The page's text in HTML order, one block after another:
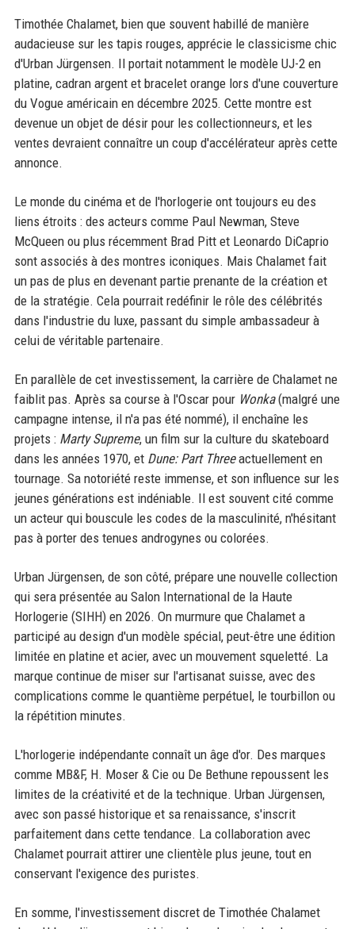
Timothée Chalamet, bien que souvent habillé de manière
audacieuse sur les tapis rouges, apprécie le classicisme chic
d'Urban Jürgensen. Il portait notamment le modèle UJ-2 en
platine, cadran argent et bracelet orange lors d'une couverture
du Vogue américain en décembre 2025. Cette montre est
devenue un objet de désir pour les collectionneurs, et les
ventes devraient connaître un coup d'accélérateur après cette
annonce.
Le monde du cinéma et de l'horlogerie ont toujours eu des
liens étroits : des acteurs comme Paul Newman, Steve
McQueen ou plus récemment Brad Pitt et Leonardo DiCaprio
sont associés à des montres iconiques. Mais Chalamet fait
un pas de plus en devenant partie prenante de la création et
de la stratégie. Cela pourrait redéfinir le rôle des célébrités
dans l'industrie du luxe, passant du simple ambassadeur à
celui de véritable partenaire.
En parallèle de cet investissement, la carrière de Chalamet ne
faiblit pas. Après sa course à l'Oscar pour Wonka(malgré une
campagne intense, il n'a pas été nommé), il enchaîne les
projets : Marty Supreme, un film sur la culture du skateboard
dans les années 1970, et Dune: Part Threeactuellement en
tournage. Sa notoriété reste immense, et son influence sur les
jeunes générations est indéniable. Il est souvent cité comme
un acteur qui bouscule les codes de la masculinité, n'hésitant
pas à porter des tenues androgynes ou colorées.
Urban Jürgensen, de son côté, prépare une nouvelle collection
qui sera présentée au Salon International de la Haute
Horlogerie (SIHH) en 2026. On murmure que Chalamet a
participé au design d'un modèle spécial, peut-être une édition
limitée en platine et acier, avec un mouvement squeletté. La
marque continue de miser sur l'artisanat suisse, avec des
complications comme le quantième perpétuel, le tourbillon ou
la répétition minutes.
L'horlogerie indépendante connaît un âge d'or. Des marques
comme MB&F, H. Moser & Cie ou De Bethune repoussent les
limites de la créativité et de la technique. Urban Jürgensen,
avec son passé historique et sa renaissance, s'inscrit
parfaitement dans cette tendance. La collaboration avec
Chalamet pourrait attirer une clientèle plus jeune, tout en
conservant l'exigence des puristes.
En somme, l'investissement discret de Timothée Chalamet